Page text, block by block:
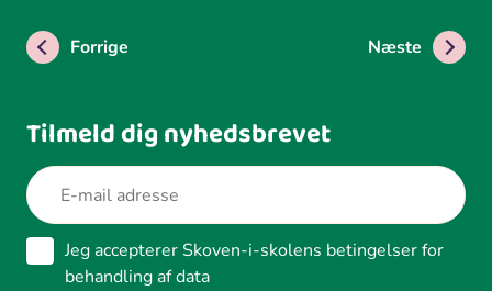
Forrige Næste
Tilmeld dig nyhedsbrevet
Jeg accepterer Skoven-i-skolens betingelser for
behandling af data